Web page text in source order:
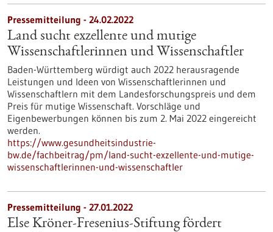
Pressemitteilung - 24.02.2022
Land sucht exzellente und mutige
Wissenschaftlerinnen und Wissenschaftler
Baden-Württemberg würdigt auch 2022 herausragende
Leistungen und Ideen von Wissenschaftlerinnen und
Wissenschaftlern mit dem Landesforschungspreis und dem
Preis für mutige Wissenschaft. Vorschläge und
Eigenbewerbungen können bis zum 2. Mai 2022 eingereicht
werden.
https://www.gesundheitsindustrie-
bw.de/fachbeitrag/pm/land-sucht-exzellente-und-mutige-
wissenschaftlerinnen-und-wissenschaftler
Pressemitteilung - 27.01.2022
Else Kröner-Fresenius-Stiftung fördert